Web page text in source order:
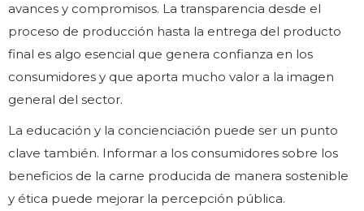
avances y compromisos. La transparencia desde el
proceso de producción hasta la entrega del producto
final es algo esencial que genera confianza en los
consumidores y que aporta mucho valor a la imagen
general del sector.
La educación y la concienciación puede ser un punto
clave también. Informar a los consumidores sobre los
beneficios de la carne producida de manera sostenible
y ética puede mejorar la percepción pública.